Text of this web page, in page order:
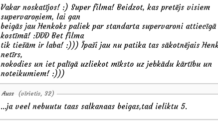
Vakar noskatījos! :) Super filma! Beidzot, kas pretējs visiem
supervaroņiem, lai gan
beigās jau Henkoks paliek par standarta supervaroni attiecīgā
kostīmā! :DDD Bet filma
tik tiešām ir laba! :))) Īpaši jau nu patika tas sākotnējais
netīrs,
nokodies un iet palīgā uzliekot mīksto uz jebkādu kārtību un
noteikumiem! :)))
Auss (vīrietis, 32)
...ja veel nebuutu taas salkanaas beigas,tad ieliktu 5.